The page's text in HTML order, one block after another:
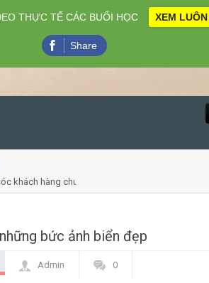
hàng chuyên nghiệp
bức ảnh biển đẹp
Admin 0
THỰC TẾ CÁC BUỔI HỌC XEM LUÔN
Share